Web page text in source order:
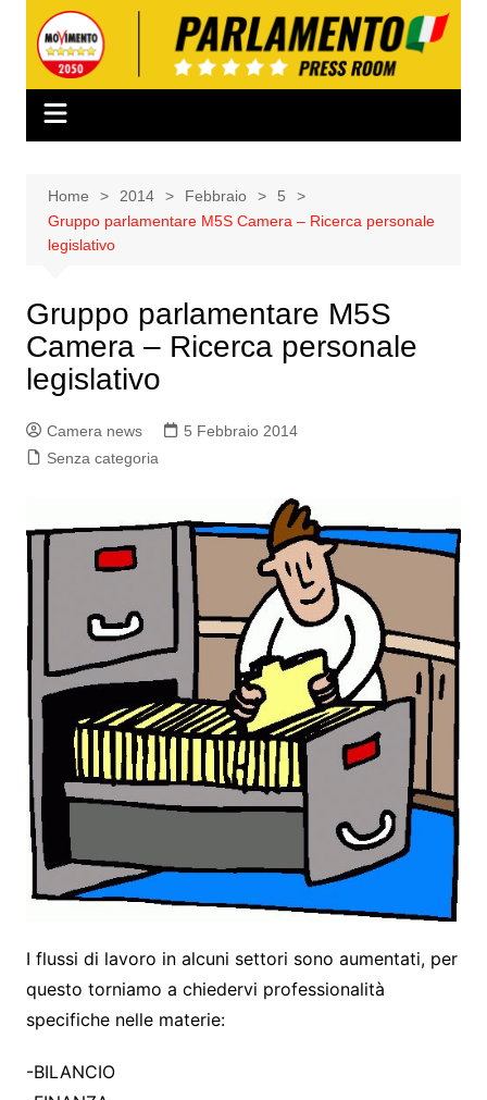
contenuto
Home 2014 Febbraio
5
Gruppo parlamentare M5S Camera – Ricerca personale
legislativo
Gruppo parlamentare M5S
Camera – Ricerca personale
legislativo
Camera news
5 Febbraio 2014
Senza categoria
I flussi di lavoro in alcuni settori sono aumentati, per
questo torniamo a chiedervi professionalità
specifiche nelle materie:
-BILANCIO